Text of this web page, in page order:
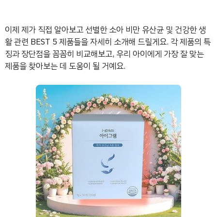
이제 제가 직접 알아보고 선별한 소아 비만 유산균 및 건강한 생
활 관련 BEST 5 제품들을 자세히 소개해 드릴게요. 각 제품의 특
징과 장단점을 꼼꼼히 비교해보고, 우리 아이에게 가장 잘 맞는
제품을 찾아보는 데 도움이 될 거예요.